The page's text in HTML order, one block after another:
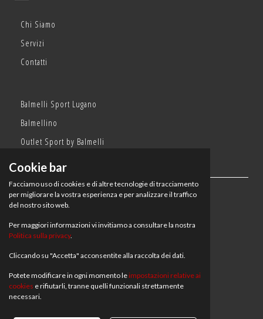
Chi Siamo
Servizi
Contatti
Balmelli Sport Lugano
Balmellino
Outlet Sport by Balmelli
Orari:
lun, mar, mer, gio, ven: 08:30–18:30
sab: 08:30–17
dom: chiuso
lun, mar, mer, gio, ven: 08:30–12:30 | 13:30-18:30
sab: 08:30–12:30 | 13:30-17
Cookie bar
Facciamo uso di cookies e di altre tecnologie di tracciamento
per migliorare la vostra esperienza e per analizzare il traffico
del nostro sito web.
Per maggiori informazioni vi invitiamo a consultare la nostra
Politica sulla privacy.
Cliccando su "Accetta" acconsentite alla raccolta dei dati.
Potete modificare in ogni momento leimpostazioni relative ai
cookies e rifiutarli, tranne quelli funzionali strettamente
necessari.